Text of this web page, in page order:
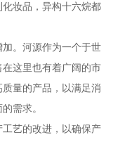
妆品，异构十六烷都
。河源作为一个于世
这里也有着广阔的市
量的产品，以满足消
需求。
艺的改进，以确保产